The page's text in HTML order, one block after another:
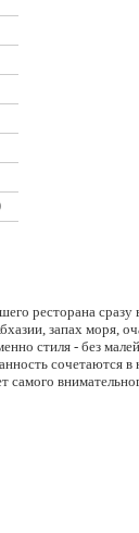
ресторана
запах моря,
стиля - без
сочетаются